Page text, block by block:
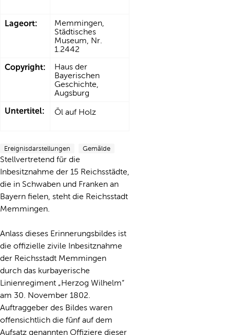
Lageort:
Memmingen,
Städtisches
Museum, Nr.
1.2442
Copyright:
Haus der
Bayerischen
Geschichte,
Augsburg
Untertitel: Öl auf Holz
Ereignisdarstellungen Gemälde
Stellvertretend für die
Inbesitznahme der 15 Reichsstädte,
die in Schwaben und Franken an
Bayern fielen, steht die Reichsstadt
Memmingen.
Anlass dieses Erinnerungsbildes ist
die offizielle zivile Inbesitznahme
der Reichsstadt Memmingen
durch das kurbayerische
Linienregiment „Herzog Wilhelm“
am 30. November 1802.
Auftraggeber des Bildes waren
offensichtlich die fünf auf dem
Aufsatz genannten Offiziere dieser